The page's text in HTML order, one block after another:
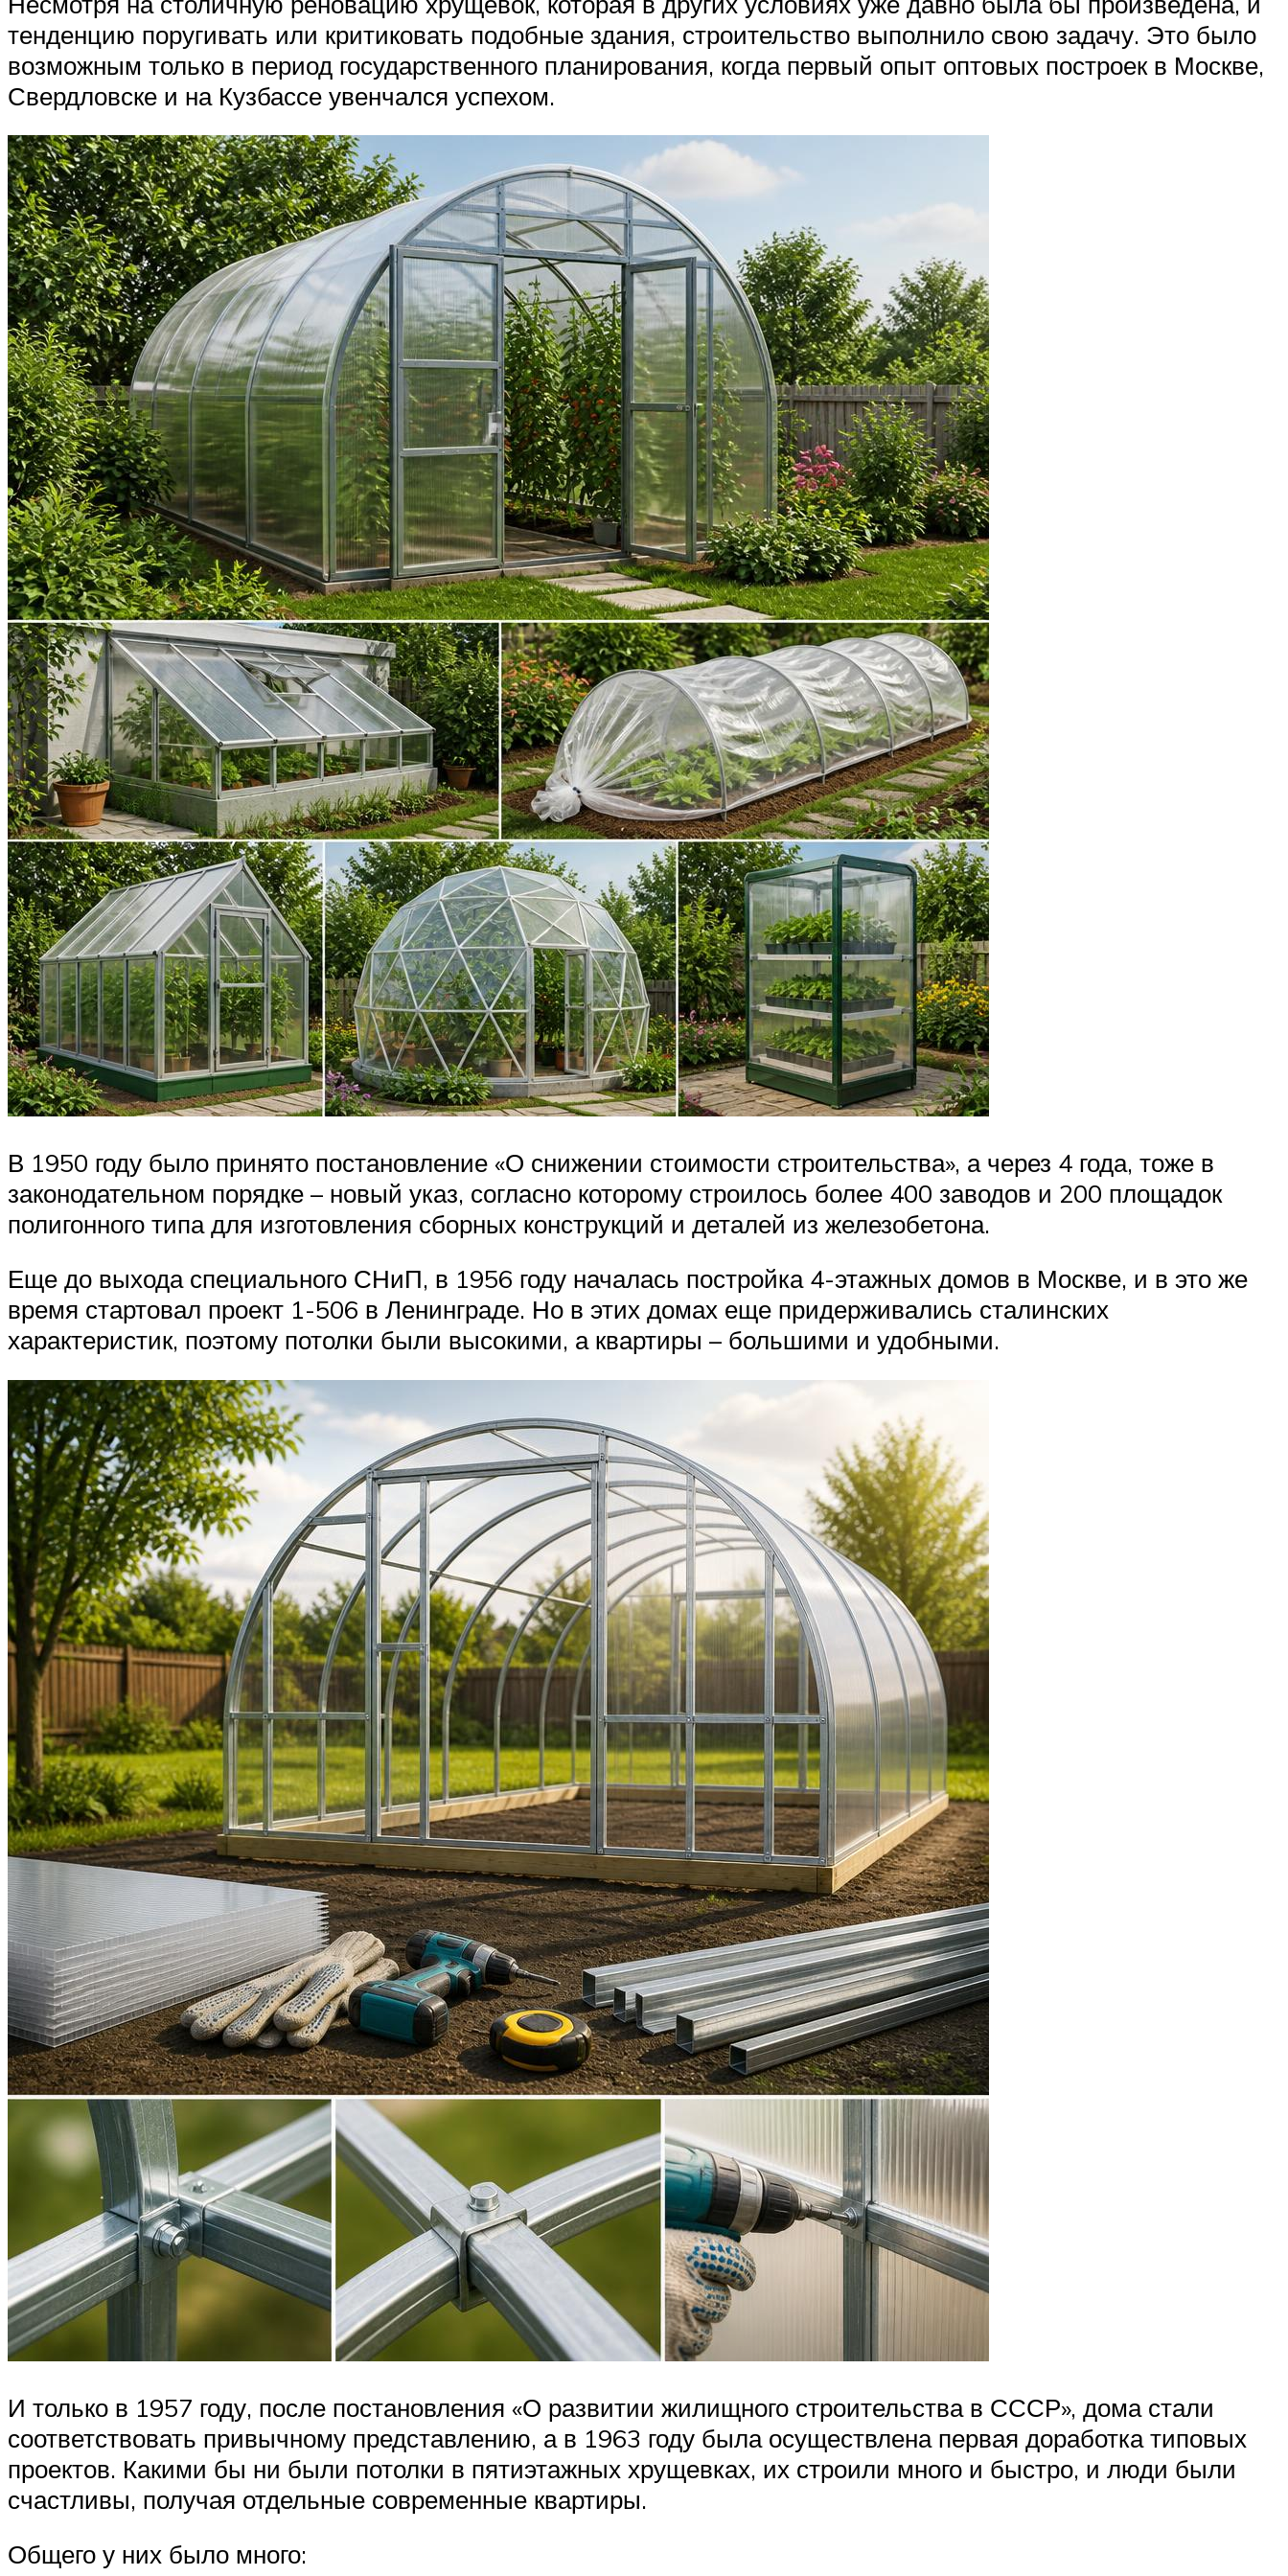
тенденцию поругивать или критиковать подобные здания, строительство выполнило свою задачу. Это было
возможным только в период государственного планирования, когда первый опыт оптовых построек в Москве,
Свердловске и на Кузбассе увенчался успехом.
В 1950 году было принято постановление «О снижении стоимости строительства», а через 4 года, тоже в
законодательном порядке – новый указ, согласно которому строилось более 400 заводов и 200 площадок
полигонного типа для изготовления сборных конструкций и деталей из железобетона.
Еще до выхода специального СНиП, в 1956 году началась постройка 4-этажных домов в Москве, и в это же
время стартовал проект 1-506 в Ленинграде. Но в этих домах еще придерживались сталинских
характеристик, поэтому потолки были высокими, а квартиры – большими и удобными.
И только в 1957 году, после постановления «О развитии жилищного строительства в СССР», дома стали
соответствовать привычному представлению, а в 1963 году была осуществлена первая доработка типовых
проектов. Какими бы ни были потолки в пятиэтажных хрущевках, их строили много и быстро, и люди были
счастливы, получая отдельные современные квартиры.
Общего у них было много: